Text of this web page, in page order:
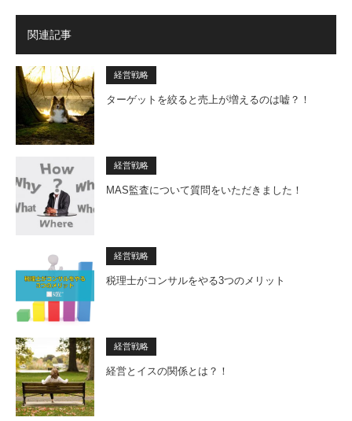
関連記事
経営戦略
ターゲットを絞ると売上が増えるのは嘘？！
経営戦略
MAS監査について質問をいただきました！
経営戦略
税理士がコンサルをやる3つのメリット
経営戦略
経営とイスの関係とは？！